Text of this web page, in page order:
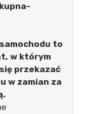
to
w którym
przekazać
w zamian za